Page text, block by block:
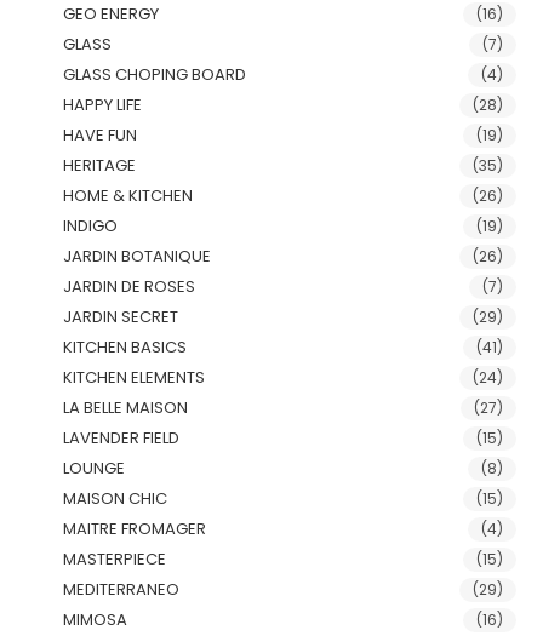
GEO ENERGY (16)
GLASS (7)
GLASS CHOPING BOARD (4)
HAPPY LIFE (28)
HAVE FUN (19)
HERITAGE (35)
HOME & KITCHEN (26)
INDIGO (19)
JARDIN BOTANIQUE (26)
JARDIN DE ROSES (7)
JARDIN SECRET (29)
KITCHEN BASICS (41)
KITCHEN ELEMENTS (24)
LA BELLE MAISON (27)
LAVENDER FIELD (15)
LOUNGE (8)
MAISON CHIC (15)
MAITRE FROMAGER (4)
MASTERPIECE (15)
MEDITERRANEO (29)
MIMOSA (16)